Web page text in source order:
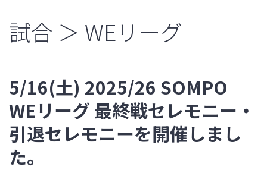
試合 ＞ WEリーグ
5/16(土) 2025/26 SOMPO
WEリーグ 最終戦セレモニー・
引退セレモニーを開催しまし
た。